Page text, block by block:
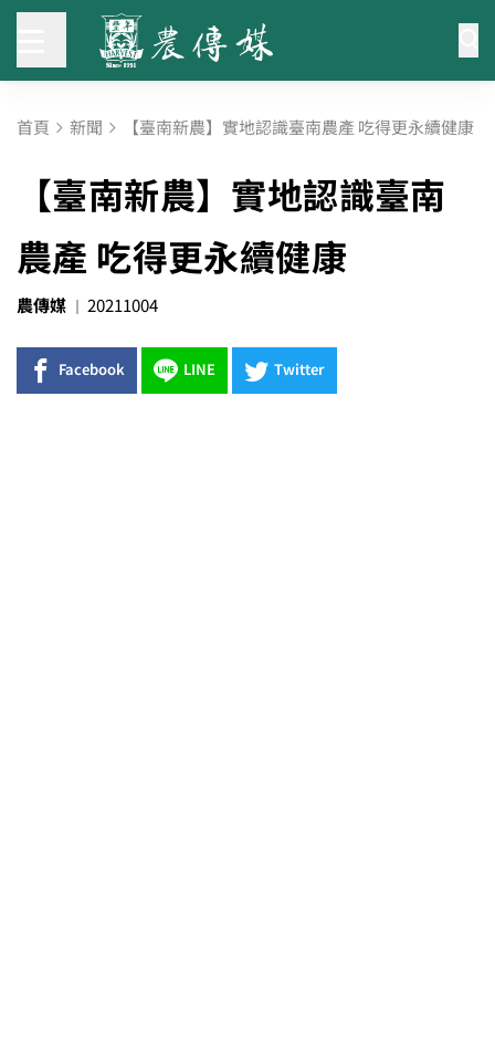
首頁 新聞 【臺南新農】實地認識臺南農產 吃得更永續健康
【臺南新農】實地認識臺南
農產 吃得更永續健康
農傳媒 20211004
Facebook LINE Twitter